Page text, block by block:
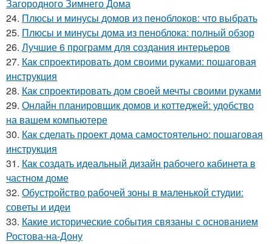
Загородного Зимнего Дома
24. Плюсы и минусы домов из пеноблоков: что выбрать
25. Плюсы и минусы дома из пеноблока: полный обзор
26. Лучшие 6 программ для создания интерьеров
27. Как спроектировать дом своими руками: пошаговая
инструкция
28. Как спроектировать дом своей мечты своими руками
29. Онлайн планировщик домов и коттеджей: удобство
на вашем компьютере
30. Как сделать проект дома самостоятельно: пошаговая
инструкция
31. Как создать идеальный дизайн рабочего кабинета в
частном доме
32. Обустройство рабочей зоны в маленькой студии:
советы и идеи
33. Какие исторические события связаны с основанием
Ростова-на-Дону